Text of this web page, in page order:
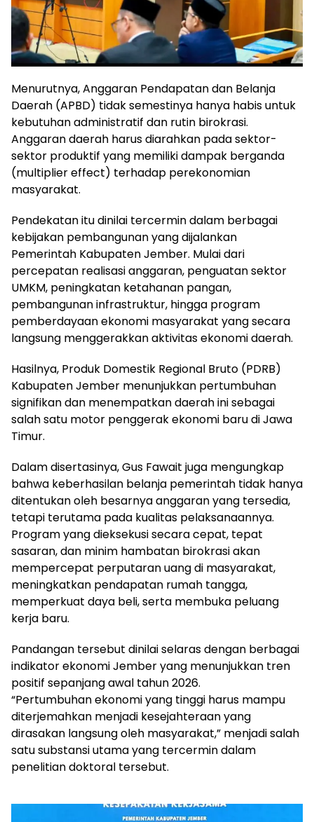
Menurutnya, Anggaran Pendapatan dan Belanja
Daerah (APBD) tidak semestinya hanya habis untuk
kebutuhan administratif dan rutin birokrasi.
Anggaran daerah harus diarahkan pada sektor-
sektor produktif yang memiliki dampak berganda
(multiplier effect) terhadap perekonomian
masyarakat.
Pendekatan itu dinilai tercermin dalam berbagai
kebijakan pembangunan yang dijalankan
Pemerintah Kabupaten Jember. Mulai dari
percepatan realisasi anggaran, penguatan sektor
UMKM, peningkatan ketahanan pangan,
pembangunan infrastruktur, hingga program
pemberdayaan ekonomi masyarakat yang secara
langsung menggerakkan aktivitas ekonomi daerah.
Hasilnya, Produk Domestik Regional Bruto (PDRB)
Kabupaten Jember menunjukkan pertumbuhan
signifikan dan menempatkan daerah ini sebagai
salah satu motor penggerak ekonomi baru di Jawa
Timur.
Dalam disertasinya, Gus Fawait juga mengungkap
bahwa keberhasilan belanja pemerintah tidak hanya
ditentukan oleh besarnya anggaran yang tersedia,
tetapi terutama pada kualitas pelaksanaannya.
Program yang dieksekusi secara cepat, tepat
sasaran, dan minim hambatan birokrasi akan
mempercepat perputaran uang di masyarakat,
meningkatkan pendapatan rumah tangga,
memperkuat daya beli, serta membuka peluang
kerja baru.
Pandangan tersebut dinilai selaras dengan berbagai
indikator ekonomi Jember yang menunjukkan tren
positif sepanjang awal tahun 2026.
“Pertumbuhan ekonomi yang tinggi harus mampu
diterjemahkan menjadi kesejahteraan yang
dirasakan langsung oleh masyarakat,” menjadi salah
satu substansi utama yang tercermin dalam
penelitian doktoral tersebut.